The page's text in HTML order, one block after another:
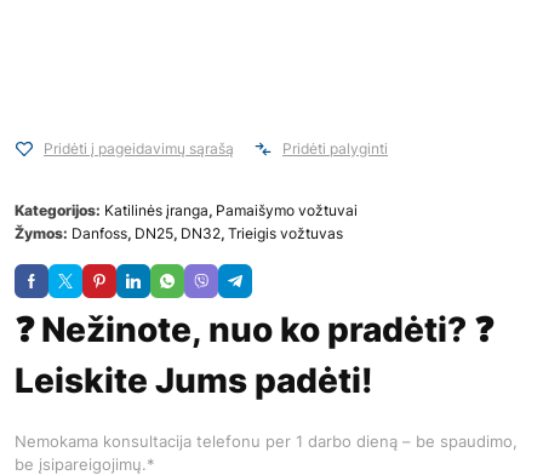
Pridėti į pageidavimų sąrašą Pridėti palyginti
Kategorijos: Katilinės įranga, Pamaišymo vožtuvai
Žymos: Danfoss, DN25, DN32, Trieigis vožtuvas
❓ Nežinote, nuo ko pradėti? ❓
Leiskite Jums padėti!
Nemokama konsultacija telefonu per 1 darbo dieną – be spaudimo,
be įsipareigojimų.*